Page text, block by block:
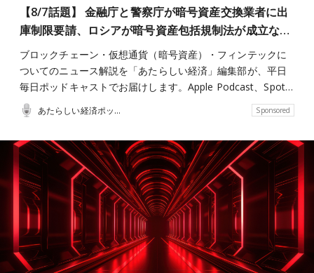
【8/7話題】 金融庁と警察庁が暗号資産交換業者に出
庫制限要請、ロシアが暗号資産包括規制法が成立な…
ブロックチェーン・仮想通貨（暗号資産）・フィンテックに
ついてのニュース解説を「あたらしい経済」編集部が、平日
毎日ポッドキャストでお届けします。Apple Podcast、Spot…
あたらしい経済ポッドキャスト Sponsored